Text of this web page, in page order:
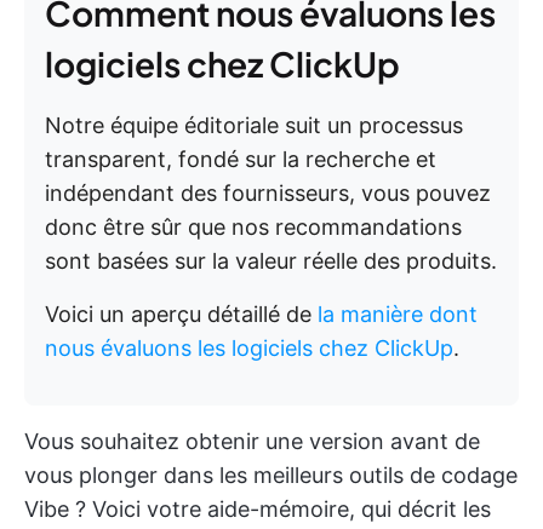
Comment nous évaluons les
logiciels chez ClickUp
Notre équipe éditoriale suit un processus
transparent, fondé sur la recherche et
indépendant des fournisseurs, vous pouvez
donc être sûr que nos recommandations
sont basées sur la valeur réelle des produits.
Voici un aperçu détaillé de la manière dont
nous évaluons les logiciels chez ClickUp.
Vous souhaitez obtenir une version avant de
vous plonger dans les meilleurs outils de codage
Vibe ? Voici votre aide-mémoire, qui décrit les